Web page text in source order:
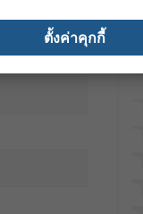
ตั้งค่าคุกกี้